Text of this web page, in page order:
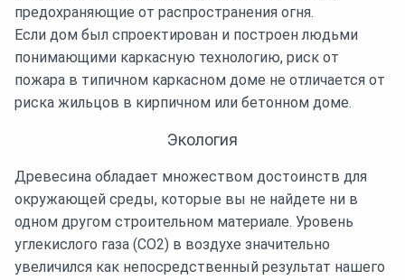
предохраняющие от распространения огня.
Если дом был спроектирован и построен людьми
понимающими каркасную технологию, риск от
пожара в типичном каркасном доме не отличается от
риска жильцов в кирпичном или бетонном доме.
Экология
Древесина обладает множеством достоинств для
окружающей среды, которые вы не найдете ни в
одном другом строительном материале. Уровень
углекислого газа (СО2) в воздухе значительно
увеличился как непосредственный результат нашего